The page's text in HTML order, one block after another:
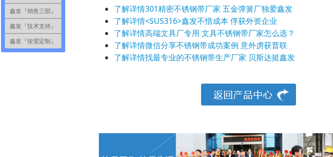
了解详情301精密不锈钢带厂家 五金弹簧厂独爱鑫发
了解详情<SUS316>鑫发不惜成本 俘获外资企业
了解详情高端文具厂专用 文具不锈钢带厂家怎么选？
了解详情微信分享不锈钢带成功案例 意外虏获普联
了解详情找最专业的不锈钢带生产厂家 贝斯达挺鑫发
鑫发『销售三部』
鑫发『技术支持』
鑫发『按需定制』